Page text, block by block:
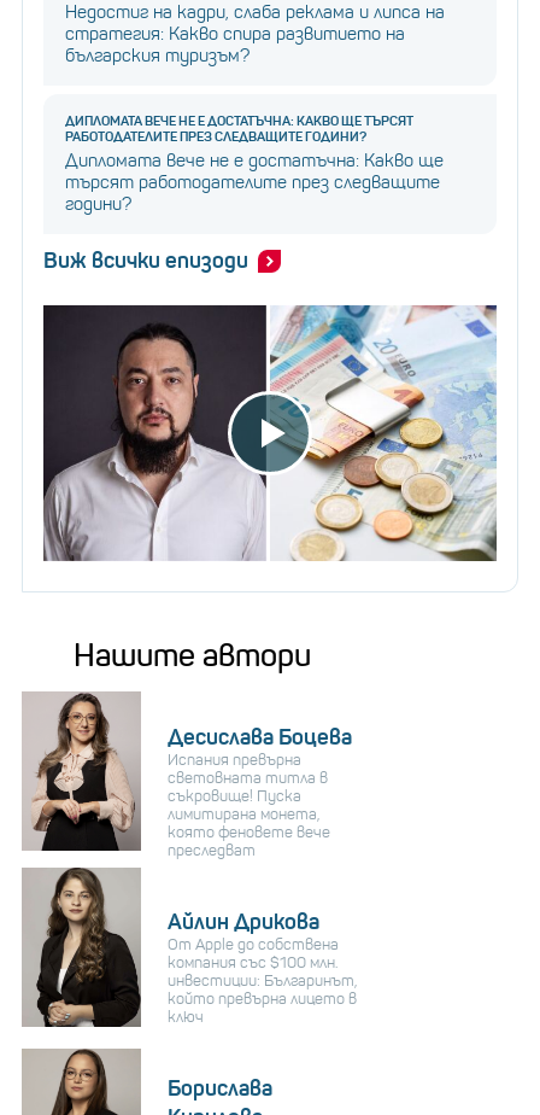
Недостиг на кадри, слаба реклама и липса на
стратегия: Какво спира развитието на
българския туризъм?
ДИПЛОМАТА ВЕЧЕ НЕ Е ДОСТАТЪЧНА: КАКВО ЩЕ ТЪРСЯТ
РАБОТОДАТЕЛИТЕ ПРЕЗ СЛЕДВАЩИТЕ ГОДИНИ?
Дипломата вече не е достатъчна: Какво ще
търсят работодателите през следващите
години?
Виж всички епизоди
Нашите автори
Десислава Боцева
Испания превърна
световната титла в
съкровище! Пуска
лимитирана монета,
която феновете вече
преследват
Айлин Дрикова
От Apple до собствена
компания със $100 млн.
инвестиции: Българинът,
който превърна лицето в
ключ
Борислава